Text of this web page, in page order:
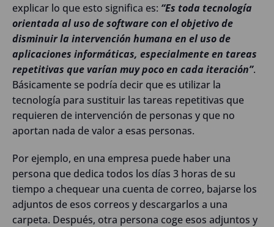
explicar lo que esto significa es: “Es toda tecnología
orientada al uso de software con el objetivo de
disminuir la intervención humana en el uso de
aplicaciones informáticas, especialmente en tareas
repetitivas que varían muy poco en cada iteración”.
Básicamente se podría decir que es utilizar la
tecnología para sustituir las tareas repetitivas que
requieren de intervención de personas y que no
aportan nada de valor a esas personas.
Por ejemplo, en una empresa puede haber una
persona que dedica todos los días 3 horas de su
tiempo a chequear una cuenta de correo, bajarse los
adjuntos de esos correos y descargarlos a una
carpeta. Después, otra persona coge esos adjuntos y